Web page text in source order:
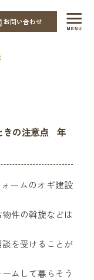
お問い合わせ
きの注意点 年
ームのオギ建設
件の斡旋などは
を受けることが
ムして暮らそう